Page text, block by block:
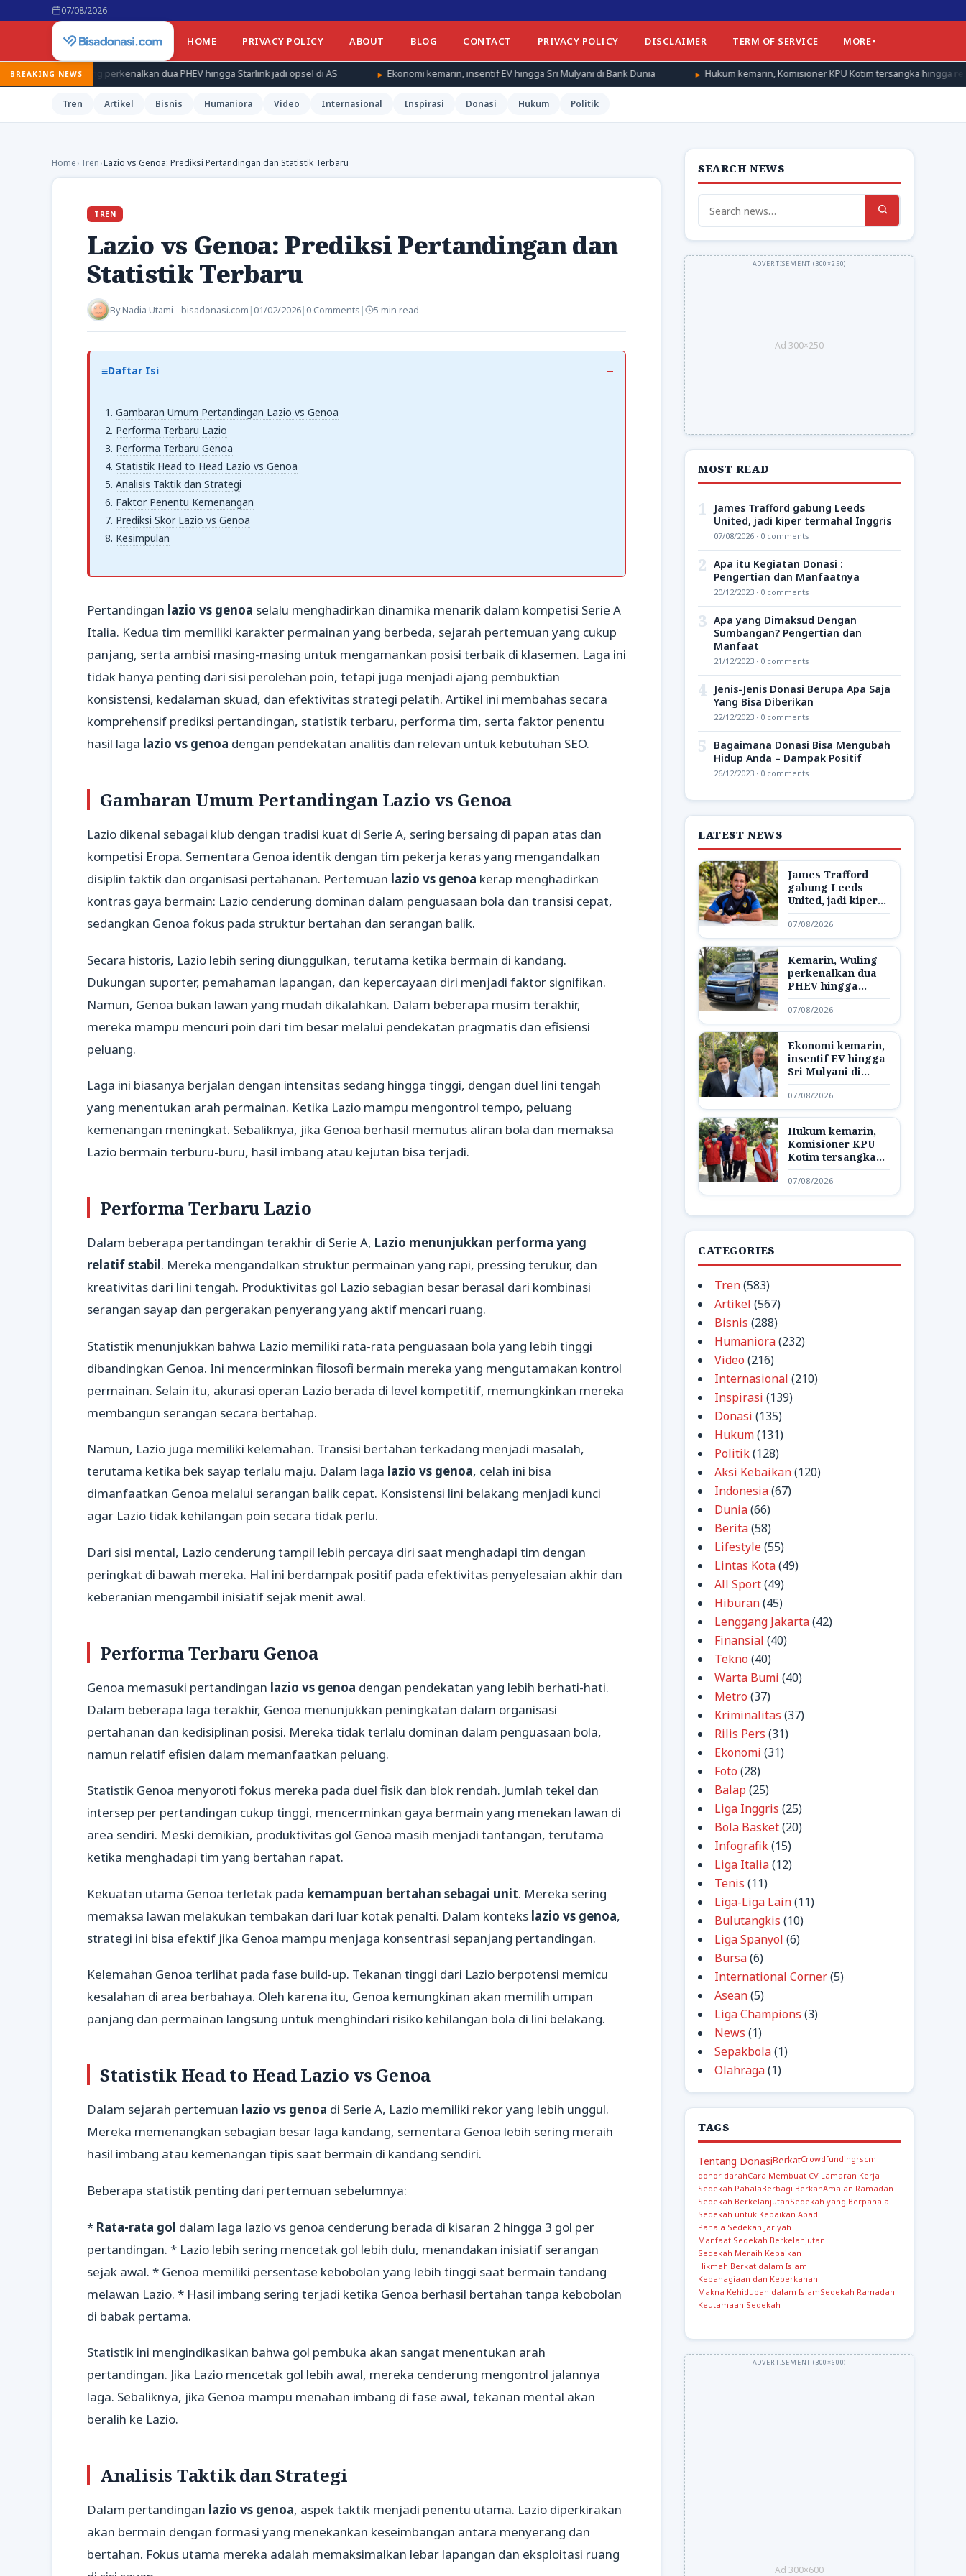
07/08/2026
HOME PRIVACY POLICY ABOUT BLOG CONTACT PRIVACY POLICY DISCLAIMER TERM OF SERVICE MORE
BREAKING NEWS
perkenalkan dua PHEV hingga Starlink jadi opsel di AS Ekonomi kemarin, insentif EV hingga Sri Mulyani di Bank Dunia Hukum kemarin, Komisioner KPU Kotim tersangka hingga respon Bareskrim
Tren Artikel Bisnis Humaniora Video Internasional Inspirasi Donasi Hukum Politik
Home›Tren›Lazio vs Genoa: Prediksi Pertandingan dan Statistik Terbaru
TREN
Lazio vs Genoa: Prediksi Pertandingan dan
Statistik Terbaru
ByNadia Utami - bisadonasi.com | 01/02/2026| 0 Comments | 5 min read
Daftar Isi
Gambaran Umum Pertandingan Lazio vs Genoa
Performa Terbaru Lazio
Performa Terbaru Genoa
Statistik Head to Head Lazio vs Genoa
Analisis Taktik dan Strategi
Faktor Penentu Kemenangan
Prediksi Skor Lazio vs Genoa
Kesimpulan
Pertandingan lazio vs genoa selalu menghadirkan dinamika menarik dalam kompetisi Serie A
Italia. Kedua tim memiliki karakter permainan yang berbeda, sejarah pertemuan yang cukup
panjang, serta ambisi masing-masing untuk mengamankan posisi terbaik di klasemen. Laga ini
tidak hanya penting dari sisi perolehan poin, tetapi juga menjadi ajang pembuktian
konsistensi, kedalaman skuad, dan efektivitas strategi pelatih. Artikel ini membahas secara
komprehensif prediksi pertandingan, statistik terbaru, performa tim, serta faktor penentu
hasil laga lazio vs genoa dengan pendekatan analitis dan relevan untuk kebutuhan SEO.
Gambaran Umum Pertandingan Lazio vs Genoa
Lazio dikenal sebagai klub dengan tradisi kuat di Serie A, sering bersaing di papan atas dan
kompetisi Eropa. Sementara Genoa identik dengan tim pekerja keras yang mengandalkan
disiplin taktik dan organisasi pertahanan. Pertemuan lazio vs genoa kerap menghadirkan
kontras gaya bermain: Lazio cenderung dominan dalam penguasaan bola dan transisi cepat,
sedangkan Genoa fokus pada struktur bertahan dan serangan balik.
Secara historis, Lazio lebih sering diunggulkan, terutama ketika bermain di kandang.
Dukungan suporter, pemahaman lapangan, dan kepercayaan diri menjadi faktor signifikan.
Namun, Genoa bukan lawan yang mudah dikalahkan. Dalam beberapa musim terakhir,
mereka mampu mencuri poin dari tim besar melalui pendekatan pragmatis dan efisiensi
peluang.
Laga ini biasanya berjalan dengan intensitas sedang hingga tinggi, dengan duel lini tengah
yang menentukan arah permainan. Ketika Lazio mampu mengontrol tempo, peluang
kemenangan meningkat. Sebaliknya, jika Genoa berhasil memutus aliran bola dan memaksa
Lazio bermain terburu-buru, hasil imbang atau kejutan bisa terjadi.
Performa Terbaru Lazio
Dalam beberapa pertandingan terakhir di Serie A, Lazio menunjukkan performa yang
relatif stabil. Mereka mengandalkan struktur permainan yang rapi, pressing terukur, dan
kreativitas dari lini tengah. Produktivitas gol Lazio sebagian besar berasal dari kombinasi
serangan sayap dan pergerakan penyerang yang aktif mencari ruang.
Statistik menunjukkan bahwa Lazio memiliki rata-rata penguasaan bola yang lebih tinggi
dibandingkan Genoa. Ini mencerminkan filosofi bermain mereka yang mengutamakan kontrol
permainan. Selain itu, akurasi operan Lazio berada di level kompetitif, memungkinkan mereka
membangun serangan secara bertahap.
Namun, Lazio juga memiliki kelemahan. Transisi bertahan terkadang menjadi masalah,
terutama ketika bek sayap terlalu maju. Dalam laga lazio vs genoa, celah ini bisa
dimanfaatkan Genoa melalui serangan balik cepat. Konsistensi lini belakang menjadi kunci
agar Lazio tidak kehilangan poin secara tidak perlu.
Dari sisi mental, Lazio cenderung tampil lebih percaya diri saat menghadapi tim dengan
peringkat di bawah mereka. Hal ini berdampak positif pada efektivitas penyelesaian akhir dan
keberanian mengambil inisiatif sejak menit awal.
Performa Terbaru Genoa
Genoa memasuki pertandingan lazio vs genoa dengan pendekatan yang lebih berhati-hati.
Dalam beberapa laga terakhir, Genoa menunjukkan peningkatan dalam organisasi
pertahanan dan kedisiplinan posisi. Mereka tidak terlalu dominan dalam penguasaan bola,
namun relatif efisien dalam memanfaatkan peluang.
Statistik Genoa menyoroti fokus mereka pada duel fisik dan blok rendah. Jumlah tekel dan
intersep per pertandingan cukup tinggi, mencerminkan gaya bermain yang menekan lawan di
area sendiri. Meski demikian, produktivitas gol Genoa masih menjadi tantangan, terutama
ketika menghadapi tim yang bertahan rapat.
Kekuatan utama Genoa terletak pada kemampuan bertahan sebagai unit. Mereka sering
memaksa lawan melakukan tembakan dari luar kotak penalti. Dalam konteks lazio vs genoa,
strategi ini bisa efektif jika Genoa mampu menjaga konsentrasi sepanjang pertandingan.
Kelemahan Genoa terlihat pada fase build-up. Tekanan tinggi dari Lazio berpotensi memicu
kesalahan di area berbahaya. Oleh karena itu, Genoa kemungkinan akan memilih umpan
panjang dan permainan langsung untuk menghindari risiko kehilangan bola di lini belakang.
Statistik Head to Head Lazio vs Genoa
Dalam sejarah pertemuan lazio vs genoa di Serie A, Lazio memiliki rekor yang lebih unggul.
Mereka memenangkan sebagian besar laga kandang, sementara Genoa lebih sering meraih
hasil imbang atau kemenangan tipis saat bermain di kandang sendiri.
Beberapa statistik penting dari pertemuan sebelumnya:
* Rata-rata gol dalam laga lazio vs genoa cenderung berada di kisaran 2 hingga 3 gol per
pertandingan. * Lazio lebih sering mencetak gol lebih dulu, menandakan inisiatif serangan
sejak awal. * Genoa memiliki persentase kebobolan yang lebih tinggi saat bermain tandang
melawan Lazio. * Hasil imbang sering terjadi ketika Genoa berhasil bertahan tanpa kebobolan
di babak pertama.
Statistik ini mengindikasikan bahwa gol pembuka akan sangat menentukan arah
pertandingan. Jika Lazio mencetak gol lebih awal, mereka cenderung mengontrol jalannya
laga. Sebaliknya, jika Genoa mampu menahan imbang di fase awal, tekanan mental akan
beralih ke Lazio.
Analisis Taktik dan Strategi
Dalam pertandingan lazio vs genoa, aspek taktik menjadi penentu utama. Lazio diperkirakan
akan bermain dengan formasi yang menekankan keseimbangan antara menyerang dan
bertahan. Fokus utama mereka adalah memaksimalkan lebar lapangan dan eksploitasi ruang
SEARCH NEWS
Search
for:
Ad 300×250
MOST READ
1
James Trafford gabung Leeds
United, jadi kiper termahal Inggris
07/08/2026 · 0 comments
2 Apa itu Kegiatan Donasi :
Pengertian dan Manfaatnya
20/12/2023 · 0 comments
3 Apa yang Dimaksud Dengan
Sumbangan? Pengertian dan
Manfaat
21/12/2023 · 0 comments
4
Jenis-Jenis Donasi Berupa Apa Saja
Yang Bisa Diberikan
22/12/2023 · 0 comments
5
Bagaimana Donasi Bisa Mengubah
Hidup Anda – Dampak Positif
26/12/2023 · 0 comments
LATEST NEWS
James Trafford
gabung Leeds
United, jadi kiper
termahal Inggris
07/08/2026
Kemarin, Wuling
perkenalkan dua
PHEV hingga
Starlink jadi opsel
di AS
07/08/2026
Ekonomi kemarin,
insentif EV hingga
Sri Mulyani di
Bank Dunia
07/08/2026
Hukum kemarin,
Komisioner KPU
Kotim tersangka
hingga respon
Bareskrim
07/08/2026
CATEGORIES
Tren(583)
Artikel (567)
Bisnis (288)
Humaniora(232)
Video (216)
Internasional (210)
Inspirasi (139)
Donasi (135)
Hukum(131)
Politik(128)
Aksi Kebaikan(120)
Indonesia(67)
Dunia(66)
Berita(58)
Lifestyle(55)
Lintas Kota(49)
All Sport(49)
Hiburan(45)
Lenggang Jakarta(42)
Finansial (40)
Tekno (40)
Warta Bumi (40)
Metro (37)
Kriminalitas (37)
Rilis Pers (31)
Ekonomi (31)
Foto (28)
Balap (25)
Liga Inggris (25)
Bola Basket(20)
Infografik(15)
Liga Italia(12)
Tenis (11)
Liga-Liga Lain(11)
Bulutangkis (10)
Liga Spanyol (6)
Bursa(6)
International Corner(5)
Asean(5)
Liga Champions (3)
News (1)
Sepakbola(1)
Olahraga(1)
TAGS
Tentang DonasiBerkatCrowdfundingrscm
donor darahCara Membuat CV Lamaran Kerja
Sedekah PahalaBerbagi BerkahAmalan Ramadan
Sedekah BerkelanjutanSedekah yang Berpahala
Sedekah untuk Kebaikan Abadi
Pahala Sedekah Jariyah
Manfaat Sedekah Berkelanjutan
Sedekah Meraih Kebaikan
Hikmah Berkat dalam Islam
Kebahagiaan dan Keberkahan
Makna Kehidupan dalam IslamSedekah Ramadan
Keutamaan Sedekah
Ad 300×600